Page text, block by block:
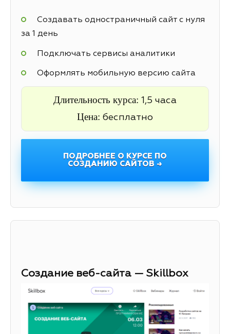
Создавать одностраничный сайт с нуля
за 1 день
Подключать сервисы аналитики
Оформлять мобильную версию сайта
Длительность курса: 1,5 часа
Цена: бесплатно
ПОДРОБНЕЕ О КУРСЕ ПО
СОЗДАНИЮ САЙТОВ →
Создание веб-сайта — Skillbox